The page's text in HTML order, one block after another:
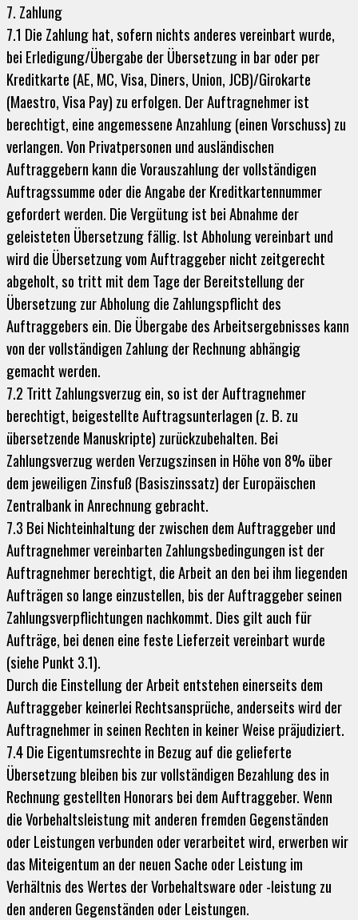
7. Zahlung
7.1 Die Zahlung hat, sofern nichts anderes vereinbart wurde,
bei Erledigung/Übergabe der Übersetzung in bar oder per
Kreditkarte (AE, MC, Visa, Diners, Union, JCB)/Girokarte
(Maestro, Visa Pay) zu erfolgen. Der Auftragnehmer ist
berechtigt, eine angemessene Anzahlung (einen Vorschuss) zu
verlangen. Von Privatpersonen und ausländischen
Auftraggebern kann die Vorauszahlung der vollständigen
Auftragssumme oder die Angabe der Kreditkartennummer
gefordert werden. Die Vergütung ist bei Abnahme der
geleisteten Übersetzung fällig. Ist Abholung vereinbart und
wird die Übersetzung vom Auftraggeber nicht zeitgerecht
abgeholt, so tritt mit dem Tage der Bereitstellung der
Übersetzung zur Abholung die Zahlungspflicht des
Auftraggebers ein. Die Übergabe des Arbeitsergebnisses kann
von der vollständigen Zahlung der Rechnung abhängig
gemacht werden.
7.2 Tritt Zahlungsverzug ein, so ist der Auftragnehmer
berechtigt, beigestellte Auftragsunterlagen (z. B. zu
übersetzende Manuskripte) zurückzubehalten. Bei
Zahlungsverzug werden Verzugszinsen in Höhe von 8% über
dem jeweiligen Zinsfuß (Basiszinssatz) der Europäischen
Zentralbank in Anrechnung gebracht.
7.3 Bei Nichteinhaltung der zwischen dem Auftraggeber und
Auftragnehmer vereinbarten Zahlungsbedingungen ist der
Auftragnehmer berechtigt, die Arbeit an den bei ihm liegenden
Aufträgen so lange einzustellen, bis der Auftraggeber seinen
Zahlungsverpflichtungen nachkommt. Dies gilt auch für
Aufträge, bei denen eine feste Lieferzeit vereinbart wurde
(siehe Punkt 3.1).
Durch die Einstellung der Arbeit entstehen einerseits dem
Auftraggeber keinerlei Rechtsansprüche, anderseits wird der
Auftragnehmer in seinen Rechten in keiner Weise präjudiziert.
7.4 Die Eigentumsrechte in Bezug auf die gelieferte
Übersetzung bleiben bis zur vollständigen Bezahlung des in
Rechnung gestellten Honorars bei dem Auftraggeber. Wenn
die Vorbehaltsleistung mit anderen fremden Gegenständen
oder Leistungen verbunden oder verarbeitet wird, erwerben wir
das Miteigentum an der neuen Sache oder Leistung im
Verhältnis des Wertes der Vorbehaltsware oder -leistung zu
den anderen Gegenständen oder Leistungen.